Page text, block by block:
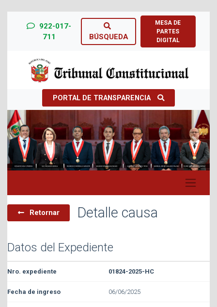
922-017-
711
BÚSQUEDA
MESA DE
PARTES
DIGITAL
PORTAL DE TRANSPARENCIA
Previous Next
Retornar Detalle causa
Datos del Expediente
01824-2025-HC
06/06/2025